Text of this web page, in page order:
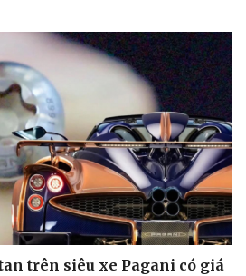
trên siêu xe Pagani có giá